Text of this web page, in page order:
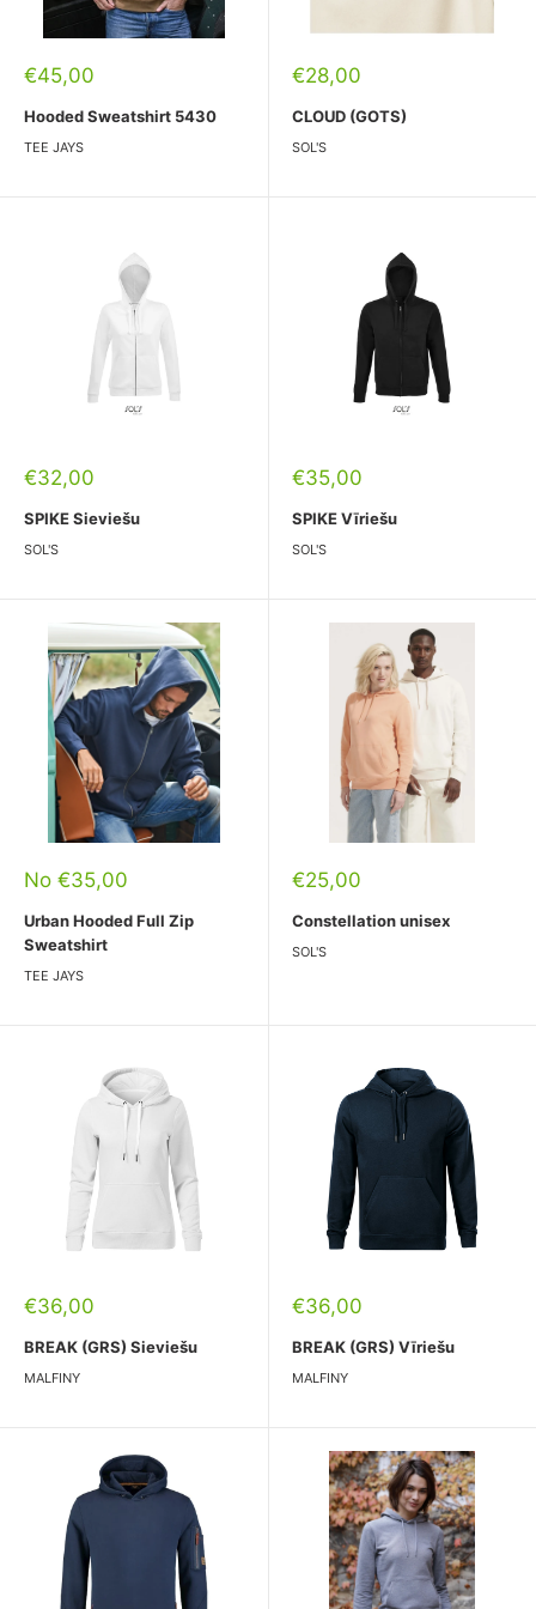
Pārdošanas
€45,00
Hooded Sweatshirt 5430
TEE JAYS
Pārdošanas
€28,00
CLOUD (GOTS)
SOL'S
Pārdošanas
€32,00
SPIKE Sieviešu
SOL'S
Pārdošanas
€35,00
SPIKE Vīriešu
SOL'S
Pārdošanas
No €35,00
Urban Hooded Full Zip
Sweatshirt
TEE JAYS
Pārdošanas
€25,00
Constellation unisex
SOL'S
Pārdošanas
€36,00
BREAK (GRS) Sieviešu
MALFINY
Pārdošanas
€36,00
BREAK (GRS) Vīriešu
MALFINY